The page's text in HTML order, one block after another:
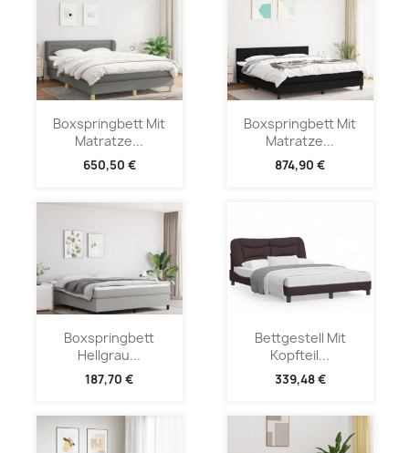
Boxspringbett Mit
Matratze...
650,50 €
Boxspringbett Mit
Matratze...
874,90 €
Boxspringbett
Hellgrau...
187,70 €
Bettgestell Mit
Kopfteil...
339,48 €